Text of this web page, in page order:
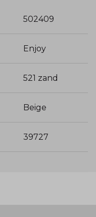
502409
Enjoy
521 zand
Beige
39727